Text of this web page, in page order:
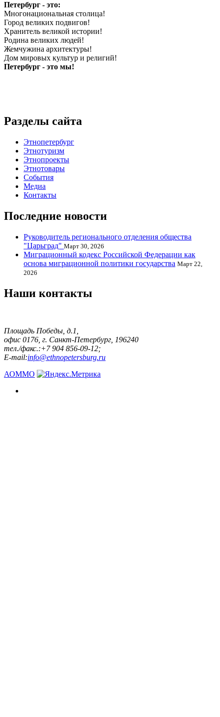
Петербург - это:
Многонациональная столица!
Город великих подвигов!
Хранитель великой истории!
Родина великих людей!
Жемчужина архитектуры!
Дом мировых культур и религий!
Петербург - это мы!
Разделы сайта
Этнопетербург
Этнотуризм
Этнопроекты
Этнотовары
События
Медиа
Контакты
Последние новости
Руководитель регионального отделения общества
"Царьград" Март 30, 2026
Миграционный кодекс Российской Федерации как
основа миграционной политики государства Март 22,
2026
Наши контакты
Площадь Победы, д.1,
офис 0176, г. Санкт-Петербург, 196240
тел./факс.:+7 904 856-09-12;
E-mail:info@ethnopetersburg.ru
АОММО